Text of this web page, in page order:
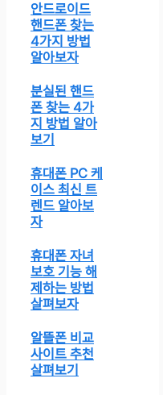
안드로이드
핸드폰 찾는
4가지 방법
알아보자
분실된 핸드
폰 찾는 4가
지 방법 알아
보기
휴대폰 PC 케
이스 최신 트
렌드 알아보
자
휴대폰 자녀
보호 기능 해
제하는 방법
살펴보자
알뜰폰 비교
사이트 추천
살펴보기